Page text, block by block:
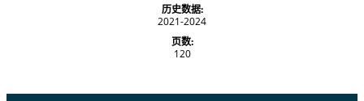
历史数据:
2021-2024
页数:
120